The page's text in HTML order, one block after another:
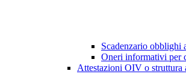
Scadenzario obblighi
Oneri informativi per
Attestazioni OIV o struttura